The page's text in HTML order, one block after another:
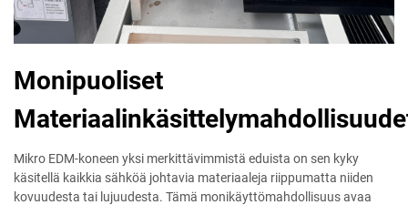
Monipuoliset
Mikro EDM-koneen yksi merkittävimmistä eduista on sen kyky
käsitellä kaikkia sähköä johtavia materiaaleja riippumatta niiden
kovuudesta tai lujuudesta. Tämä monikäyttömahdollisuus avaa